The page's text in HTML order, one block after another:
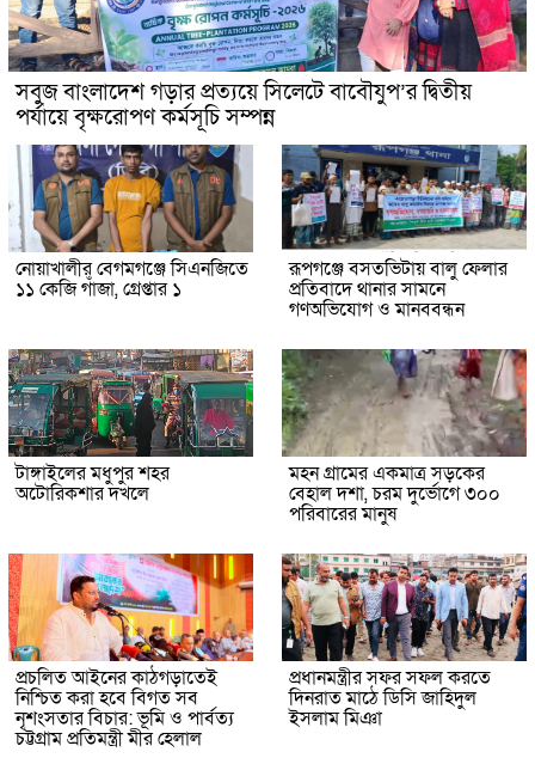
সবুজ বাংলাদেশ গড়ার প্রত্যয়ে সিলেটে বাবৌযুপ’র দ্বিতীয়
পর্যায়ে বৃক্ষরোপণ কর্মসূচি সম্পন্ন
নোয়াখালীর বেগমগঞ্জে সিএনজিতে
১১ কেজি গাঁজা, গ্রেপ্তার ১
রূপগঞ্জে বসতভিটায় বালু ফেলার
প্রতিবাদে থানার সামনে
গণঅভিযোগ ও মানববন্ধন
টাঙ্গাইলের মধুপুর শহর
অটোরিকশার দখলে
মহন গ্রামের একমাত্র সড়কের
বেহাল দশা, চরম দুর্ভোগে ৩০০
পরিবারের মানুষ
প্রচলিত আইনের কাঠগড়াতেই
নিশ্চিত করা হবে বিগত সব
নৃশংসতার বিচার: ভূমি ও পার্বত্য
চট্টগ্রাম প্রতিমন্ত্রী মীর হেলাল
প্রধানমন্ত্রীর সফর সফল করতে
দিনরাত মাঠে ডিসি জাহিদুল
ইসলাম মিঞা